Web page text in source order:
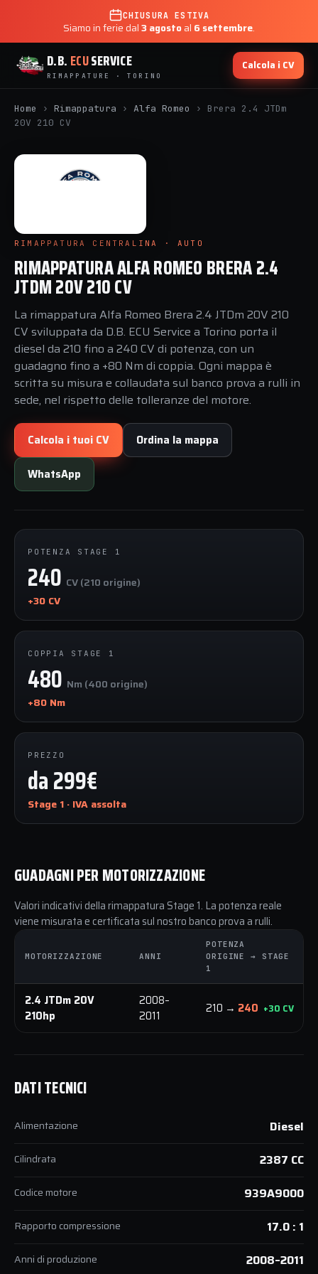
CHIUSURA ESTIVA
Siamo in ferie dal3 agostoal 6 settembre.
D.B. ECUSERVICE
RIMAPPATURE · TORINO
Calcola i CV
Home › Rimappatura › Alfa Romeo › Brera 2.4 JTDm
20V 210 CV
RIMAPPATURA CENTRALINA · AUTO
RIMAPPATURA ALFA ROMEO BRERA 2.4
JTDM 20V 210 CV
La rimappatura Alfa Romeo Brera 2.4 JTDm 20V 210
CV sviluppata da D.B. ECU Service a Torino porta il
diesel da 210 fino a 240 CV di potenza, con un
guadagno fino a +80 Nm di coppia. Ogni mappa è
scritta su misura e collaudata sul banco prova a rulli in
sede, nel rispetto delle tolleranze del motore.
Calcola i tuoi CV Ordina la mappa
WhatsApp
POTENZA STAGE 1
240 CV (210 origine)
+30 CV
COPPIA STAGE 1
480 Nm (400 origine)
+80 Nm
PREZZO
da 299€
Stage 1 · IVA assolta
GUADAGNI PER MOTORIZZAZIONE
Valori indicativi della rimappatura Stage 1. La potenza reale
viene misurata e certificata sul nostro banco prova a rulli.
MOTORIZZAZIONE ANNI
POTENZA
ORIGINE → STAGE
1
2.4 JTDm 20V
210hp
2008–
2011
210 → 240 +30 CV
DATI TECNICI
Alimentazione Diesel
Cilindrata 2387 CC
Codice motore 939A9000
Rapporto compressione 17.0 : 1
Anni di produzione 2008–2011